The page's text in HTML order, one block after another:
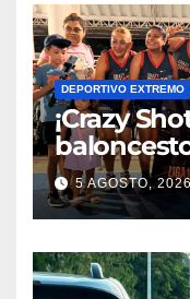
DEPORTIVO EXTREMO
¡Crazy
5 AGOSTO,